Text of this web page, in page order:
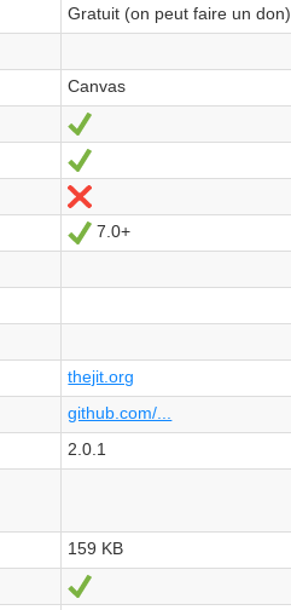
Gratuit (on peut faire un don)
Canvas
Oui
Non
Oui
7.0+
thejit.org
github.com/...
2.0.1
159 KB